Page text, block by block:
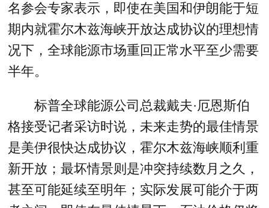
名参会专家表示，即使在美国和伊朗能于短
期内就霍尔木兹海峡开放达成协议的理想情
况下，全球能源市场重回正常水平至少需要
半年。
标普全球能源公司总裁戴夫·厄恩斯伯
格接受记者采访时说，未来走势的最佳情景
是美伊很快达成协议，霍尔木兹海峡顺利重
新开放；最坏情景则是冲突持续数月之久，
甚至可能延续至明年；实际发展可能介于两